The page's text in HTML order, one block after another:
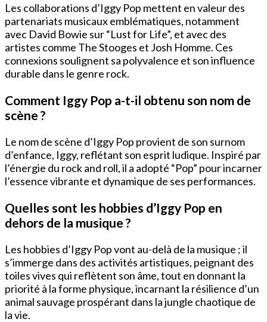
Les collaborations d’Iggy Pop mettent en valeur des
partenariats musicaux emblématiques, notamment
avec David Bowie sur “Lust for Life”, et avec des
artistes comme The Stooges et Josh Homme. Ces
connexions soulignent sa polyvalence et son influence
durable dans le genre rock.
Comment Iggy Pop a-t-il obtenu son nom de
scène ?
Le nom de scène d’Iggy Pop provient de son surnom
d’enfance, Iggy, reflétant son esprit ludique. Inspiré par
l’énergie du rock and roll, il a adopté “Pop” pour incarner
l’essence vibrante et dynamique de ses performances.
Quelles sont les hobbies d’Iggy Pop en
dehors de la musique ?
Les hobbies d’Iggy Pop vont au-delà de la musique ; il
s’immerge dans des activités artistiques, peignant des
toiles vives qui reflètent son âme, tout en donnant la
priorité à la forme physique, incarnant la résilience d’un
animal sauvage prospérant dans la jungle chaotique de
la vie.